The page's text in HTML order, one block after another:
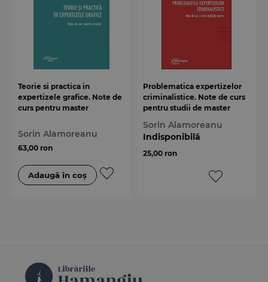
Teorie si practica in
expertizele grafice. Note de
curs pentru master
Sorin Alamoreanu
63,00 ron
Problematica expertizelor
criminalistice. Note de curs
pentru studii de master
Sorin Alamoreanu
Indisponibilă
25,00 ron